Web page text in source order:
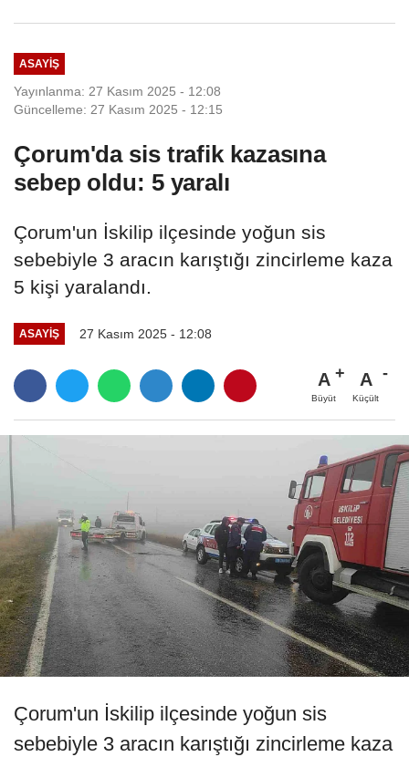
ASAYIŞ
Yayınlanma: 27 Kasım 2025 - 12:08
Güncelleme: 27 Kasım 2025 - 12:15
Çorum'da sis trafik kazasına
sebep oldu: 5 yaralı
Çorum'un İskilip ilçesinde yoğun sis
sebebiyle 3 aracın karıştığı zincirleme kaza
5 kişi yaralandı.
ASAYIŞ 27 Kasım 2025 - 12:08
A
Büyüt
A
Küçült
Çorum'un İskilip ilçesinde yoğun sis
sebebiyle 3 aracın karıştığı zincirleme kaza